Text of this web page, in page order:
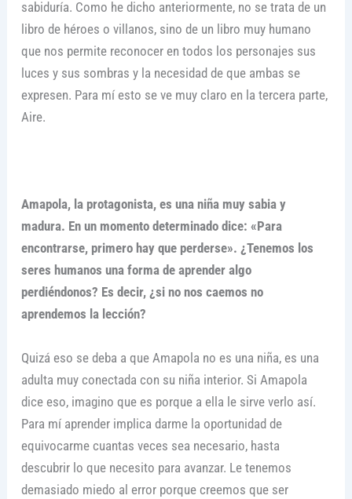
sabiduría. Como he dicho anteriormente, no se trata de un
libro de héroes o villanos, sino de un libro muy humano
que nos permite reconocer en todos los personajes sus
luces y sus sombras y la necesidad de que ambas se
expresen. Para mí esto se ve muy claro en la tercera parte,
Aire.
Amapola, la protagonista, es una niña muy sabia y
madura. En un momento determinado dice: «Para
encontrarse, primero hay que perderse». ¿Tenemos los
seres humanos una forma de aprender algo
perdiéndonos? Es decir, ¿si no nos caemos no
aprendemos la lección?
Quizá eso se deba a que Amapola no es una niña, es una
adulta muy conectada con su niña interior. Si Amapola
dice eso, imagino que es porque a ella le sirve verlo así.
Para mí aprender implica darme la oportunidad de
equivocarme cuantas veces sea necesario, hasta
descubrir lo que necesito para avanzar. Le tenemos
demasiado miedo al error porque creemos que ser